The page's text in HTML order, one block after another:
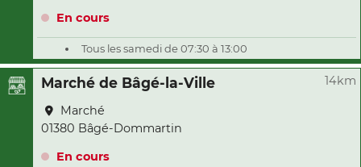
En cours
Tous les samedi de 07:30 à 13:00
Marché de Bâgé-la-Ville 14km
Marché
01380 Bâgé-Dommartin
En cours